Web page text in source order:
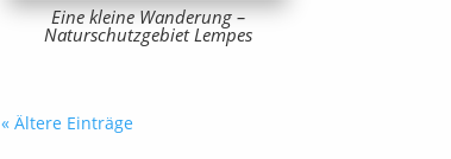
Eine kleine Wanderung –
Naturschutzgebiet Lempes
« Ältere Einträge